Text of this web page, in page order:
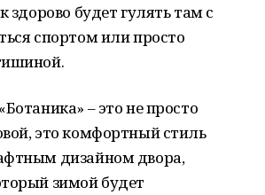
здорово будет гулять там с
спортом или просто
– это не просто
это комфортный стиль
дизайном двора,
зимой будет